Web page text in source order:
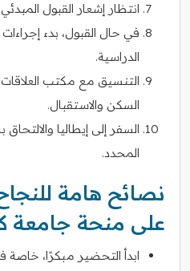
انتظار إشعار القبول
في حال القبول، بدء
الدراسية.
التنسيق مع مكتب
السكن والاستقبال.
السفر إلى إيطاليا
المحدد.
نصائح هامة
على منحة جامعة
ابدأ التحضير مبكرًا، خاصة